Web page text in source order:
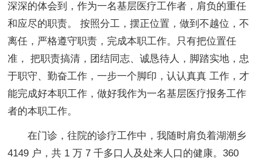
深深的体会到，作为一名基层医疗工作者，肩负的重任
和应尽的职责。 按照分工，摆正位置，做到不越位，不
离任，严格遵守职责，完成本职工作。只有把位置任
准， 把职责搞清，团结同志、诚恳待人，脚踏实地，忠
于职守、勤奋工作，一步一个脚印，认认真真 工作，才
能完成好本职工作，做好我作为一名基层医疗报务工作
者的本职工作。
在门诊，往院的诊疗工作中，我随时肩负着湖潮乡
4149 户，共 1 万 7 千多口人及处来人口的健康。360